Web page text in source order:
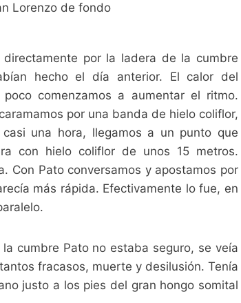
Lorenzo de fondo
por la ladera de la cumbre
hecho el día anterior. El calor del
comenzamos a aumentar el ritmo.
por una banda de hielo coliflor,
una hora, llegamos a un punto que
con hielo coliflor de unos 15 metros.
Con Pato conversamos y apostamos por
más rápida. Efectivamente lo fue, en
cumbre Pato no estaba seguro, se veía
fracasos, muerte y desilusión. Tenía
justo a los pies del gran hongo somital